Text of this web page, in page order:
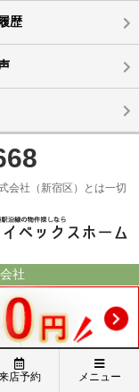
歴
会社（新宿区）とは一切
社
店予約 メニュー